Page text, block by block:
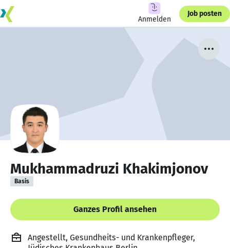
Anmelden
Job posten
Mukhammadruzi Khakimjonov
Basis
Ganzes Profil ansehen
Angestellt, Gesundheits- und Krankenpfleger,